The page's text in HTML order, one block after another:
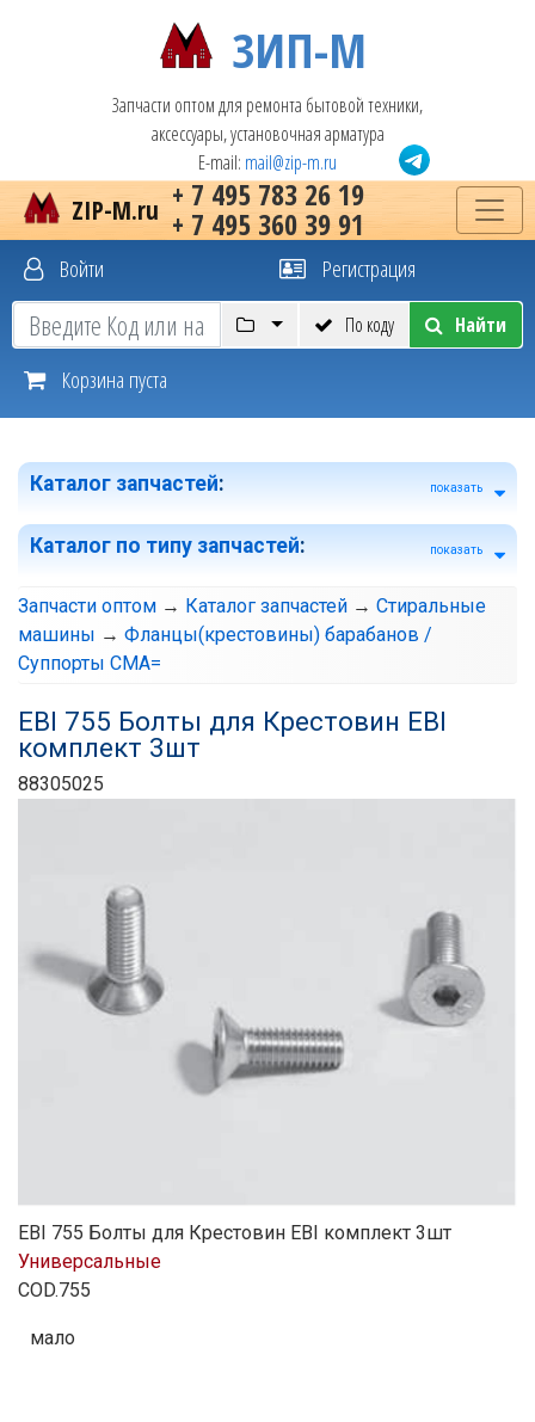
ЗИП-М
Запчасти оптом для ремонта бытовой техники,
аксессуары, установочная арматура
E-mail: mail@zip-m.ru
+ 7 495 783 26 19
+ 7 495 360 39 91
ZIP-M.ru
Войти Регистрация
По коду Найти
Корзина пуста
Каталог запчастей: показать
Каталог по типу запчастей: показать
Запчасти оптом → Каталог запчастей → Стиральные
машины → Фланцы(крестовины) барабанов /
Суппорты СМА=
EBI 755 Болты для Крестовин EBI
комплект 3шт
88305025
EBI 755 Болты для Крестовин EBI комплект 3шт
Универсальные
COD.755
мало